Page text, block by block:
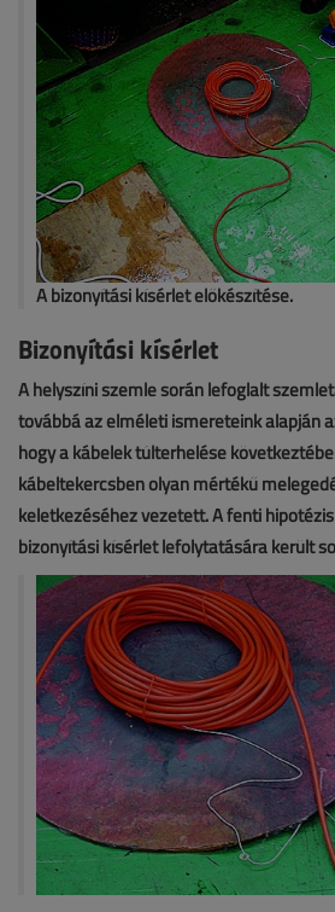
A bizonyítási kísérlet előkészítése.
Bizonyítási kísérlet
A helyszíni szemle során lefoglalt
továbbá az elméleti ismereteink alapján
hogy a kábelek túlterhelése
kábeltekercsben olyan mértékű
keletkezéséhez vezetett. A fenti
bizonyítási kísérlet lefolytatására került